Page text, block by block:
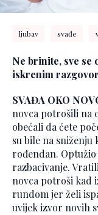
ljubav svađe
Ne brinite, sve se
iskrenim
SVAĐA OKO
novca potrošili na
obećali da ćete
su bile na sniženju
rođendan.
razbacivanje.
novca potroši kad
rundom jer želi
uvijek izvor novih